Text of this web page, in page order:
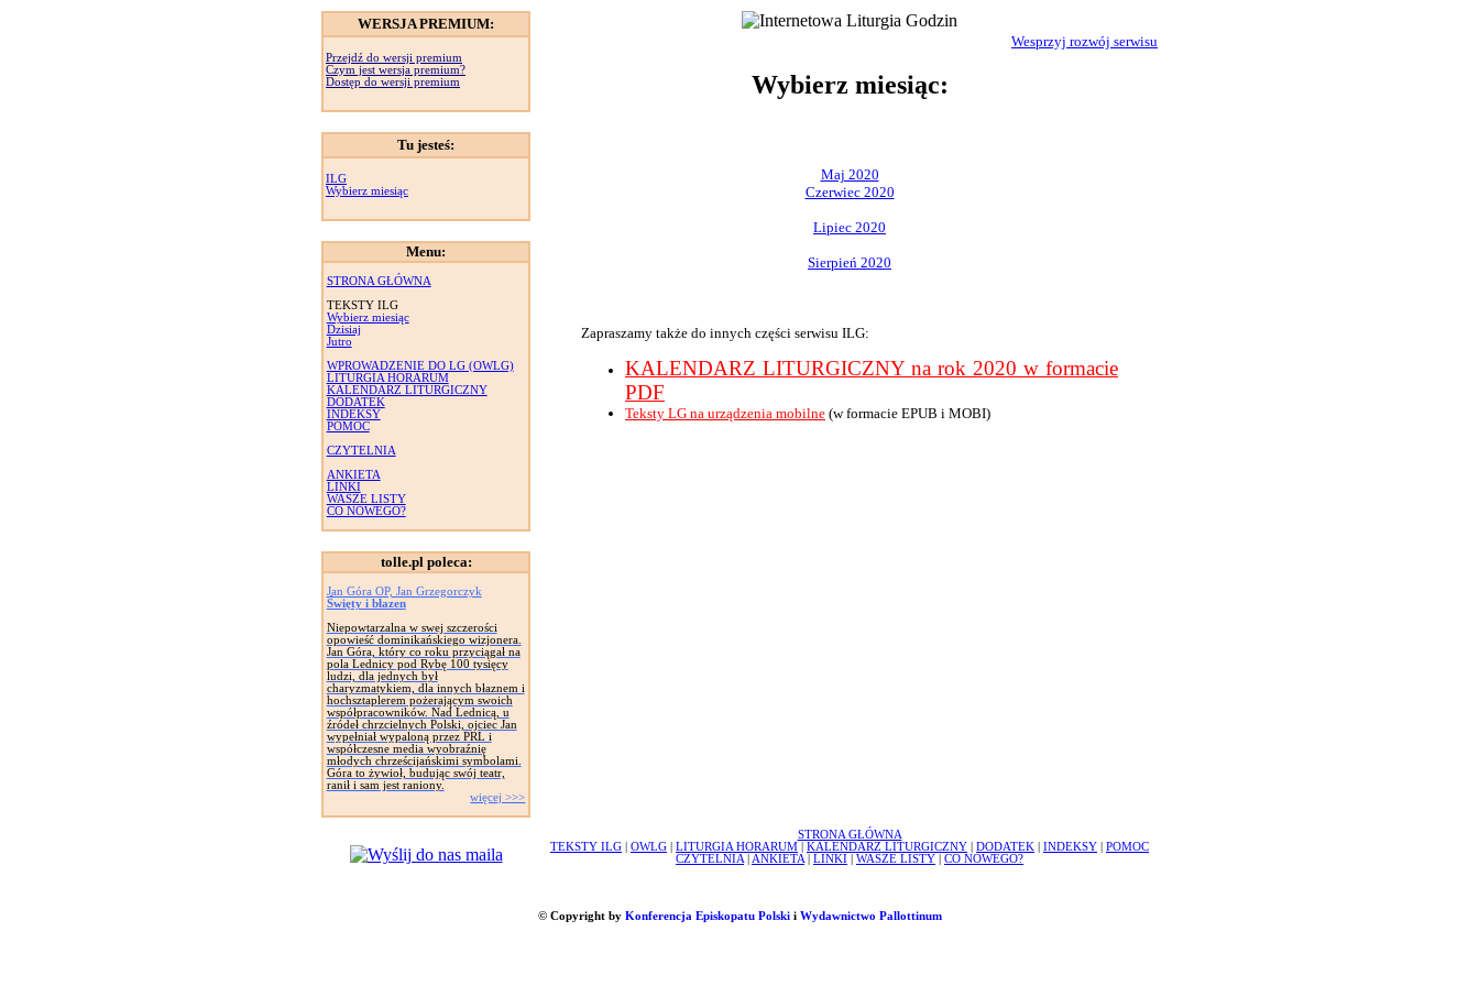
WERSJA PREMIUM:
Przejdź do wersji premium
Czym jest wersja premium?
Dostęp do wersji premium
Tu jesteś:
ILG
Wybierz miesiąc
Menu:
STRONA GŁÓWNA
TEKSTY ILG
Wybierz miesiąc
Dzisiaj
Jutro
WPROWADZENIE DO LG (OWLG)
LITURGIA HORARUM
KALENDARZ LITURGICZNY
DODATEK
INDEKSY
POMOC
CZYTELNIA
ANKIETA
LINKI
WASZE LISTY
CO NOWEGO?
tolle.pl poleca:
Jan Góra OP, Jan Grzegorczyk
Święty i błazen
Niepowtarzalna w swej szczerości
opowieść dominikańskiego wizjonera.
Jan Góra, który co roku przyciągał na
pola Lednicy pod Rybę 100 tysięcy
ludzi, dla jednych był
charyzmatykiem, dla innych błaznem i
hochsztaplerem pożerającym swoich
współpracowników. Nad Lednicą, u
źródeł chrzcielnych Polski, ojciec Jan
wypełniał wypaloną przez PRL i
współczesne media wyobraźnię
młodych chrześcijańskimi symbolami.
Góra to żywioł, budując swój teatr,
ranił i sam jest raniony.
więcej >>>
Wesprzyj rozwój serwisu
Wybierz miesiąc:
Maj 2020
Czerwiec 2020
Lipiec 2020
Sierpień 2020
Zapraszamy także do innych części serwisu ILG:
KALENDARZ LITURGICZNY na rok 2020 w formacie
PDF
Teksty LG na urządzenia mobilne (w formacie EPUB i MOBI)
STRONA GŁÓWNA
TEKSTY ILG
OWLG LITURGIA HORARUM KALENDARZ LITURGICZNY DODATEK INDEKSY
POMOC
CZYTELNIA
ANKIETA LINKI WASZE LISTY CO NOWEGO?
© Copyright by Konferencja Episkopatu Polskii Wydawnictwo Pallottinum